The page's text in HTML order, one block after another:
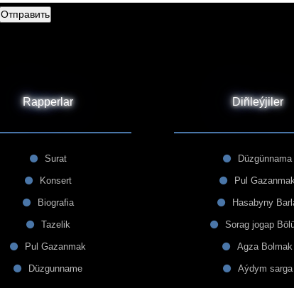
Отправить
Rapperlar
Surat
Konsert
Biografia
Tazelik
Pul Gazanmak
Düzgunname
Diñleýjiler
Düzgünnama
Pul
Hasabyny
Sorag jogap
Agza Bolmak
Aýdym sarga